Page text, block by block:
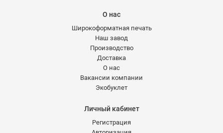
О нас
Широкоформатная печать
Наш завод
Производство
Доставка
О нас
Вакансии компании
Экобуклет
Личный кабинет
Регистрация